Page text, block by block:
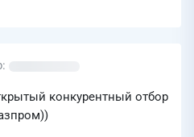
конкурентный отбор